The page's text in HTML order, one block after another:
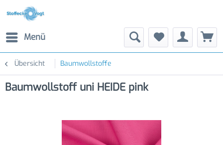
Menü
Übersicht Baumwollstoffe
Baumwollstoff uni HEIDE pink